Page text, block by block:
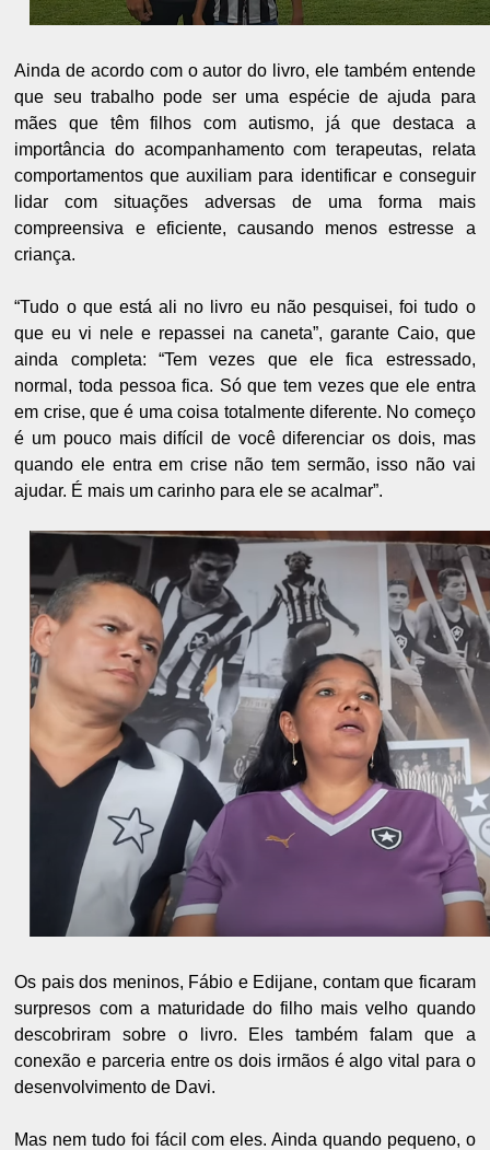
Ainda de acordo com o autor do livro, ele também entende
que seu trabalho pode ser uma espécie de ajuda para
mães que têm filhos com autismo, já que destaca a
importância do acompanhamento com terapeutas, relata
comportamentos que auxiliam para identificar e conseguir
lidar com situações adversas de uma forma mais
compreensiva e eficiente, causando menos estresse a
criança.
“Tudo o que está ali no livro eu não pesquisei, foi tudo o
que eu vi nele e repassei na caneta”, garante Caio, que
ainda completa: “Tem vezes que ele fica estressado,
normal, toda pessoa fica. Só que tem vezes que ele entra
em crise, que é uma coisa totalmente diferente. No começo
é um pouco mais difícil de você diferenciar os dois, mas
quando ele entra em crise não tem sermão, isso não vai
ajudar. É mais um carinho para ele se acalmar”.
Os pais dos meninos, Fábio e Edijane, contam que ficaram
surpresos com a maturidade do filho mais velho quando
descobriram sobre o livro. Eles também falam que a
conexão e parceria entre os dois irmãos é algo vital para o
desenvolvimento de Davi.
Mas nem tudo foi fácil com eles. Ainda quando pequeno, o